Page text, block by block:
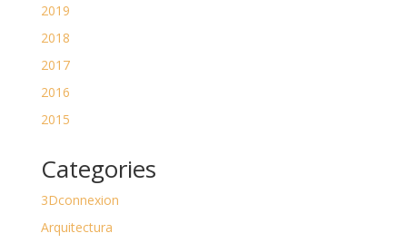
2019
2018
2017
2016
2015
Categories
3Dconnexion
Arquitectura